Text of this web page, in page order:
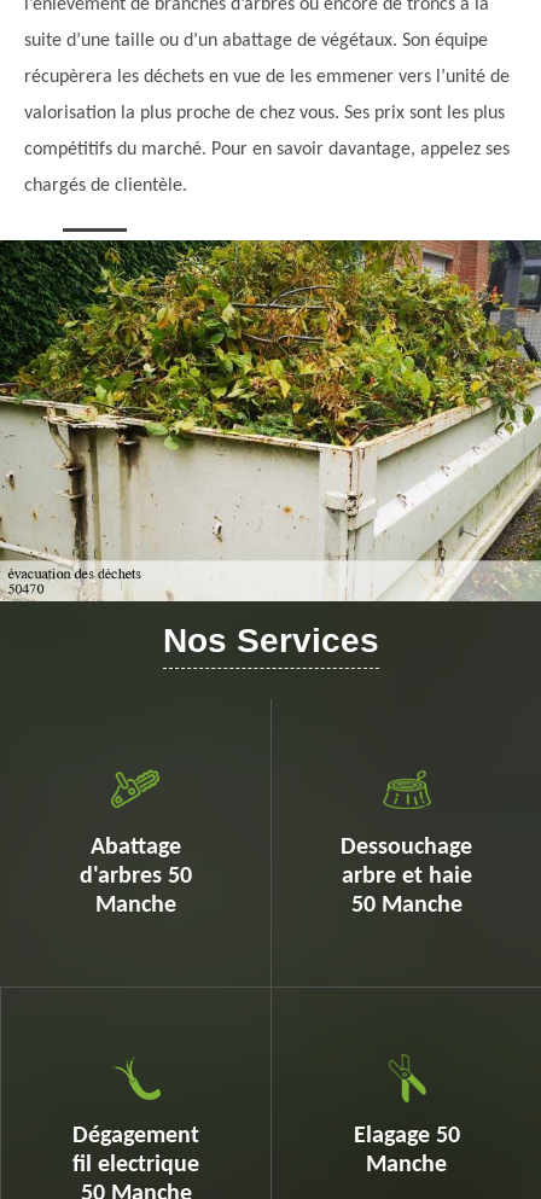
l’enlèvement de branches d’arbres ou encore de troncs à la
suite d’une taille ou d’un abattage de végétaux. Son équipe
récupèrera les déchets en vue de les emmener vers l’unité de
valorisation la plus proche de chez vous. Ses prix sont les plus
compétitifs du marché. Pour en savoir davantage, appelez ses
chargés de clientèle.
Nos Services
Abattage
d'arbres 50
Manche
Dessouchage
arbre et haie
50 Manche
Dégagement
fil electrique
Elagage 50
Manche